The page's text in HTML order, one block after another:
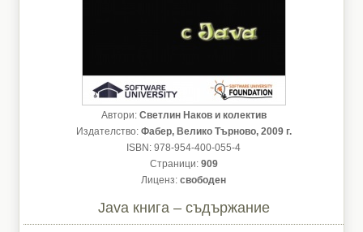
Автори: Светлин Наков и колектив
Издателство: Фабер, Велико Търново, 2009 г.
ISBN: 978-954-400-055-4
Страници: 909
Лиценз: свободен
Java книга – съдържание